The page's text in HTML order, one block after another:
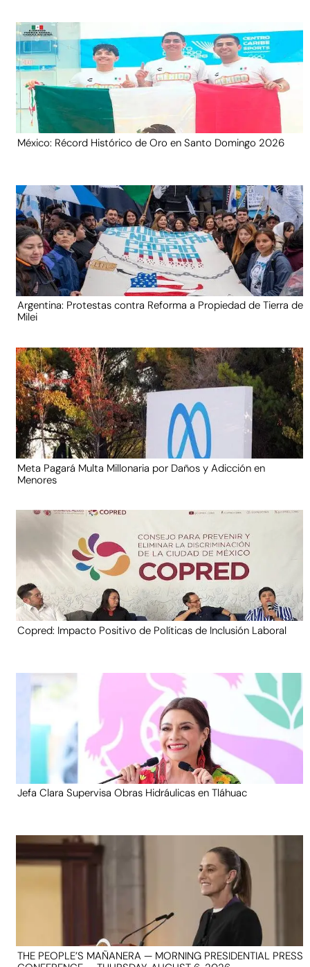
México: Récord Histórico de Oro en Santo Domingo 2026
Argentina: Protestas contra Reforma a Propiedad de Tierra de
Milei
Meta Pagará Multa Millonaria por Daños y Adicción en
Menores
Copred: Impacto Positivo de Políticas de Inclusión Laboral
Jefa Clara Supervisa Obras Hidráulicas en Tláhuac
THE PEOPLE’S MAÑANERA — MORNING PRESIDENTIAL PRESS